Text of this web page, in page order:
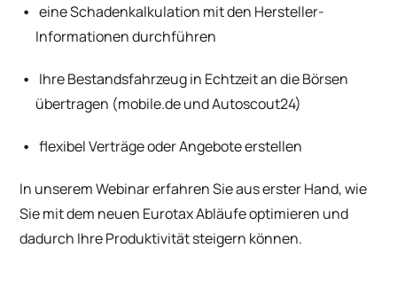
eine Schadenkalkulation mit den Hersteller-
Informationen durchführen
Ihre Bestandsfahrzeug in Echtzeit an die Börsen
übertragen (mobile.de und Autoscout24)
flexibel Verträge oder Angebote erstellen
In unserem Webinar erfahren Sie aus erster Hand, wie
Sie mit dem neuen Eurotax Abläufe optimieren und
dadurch Ihre Produktivität steigern können.